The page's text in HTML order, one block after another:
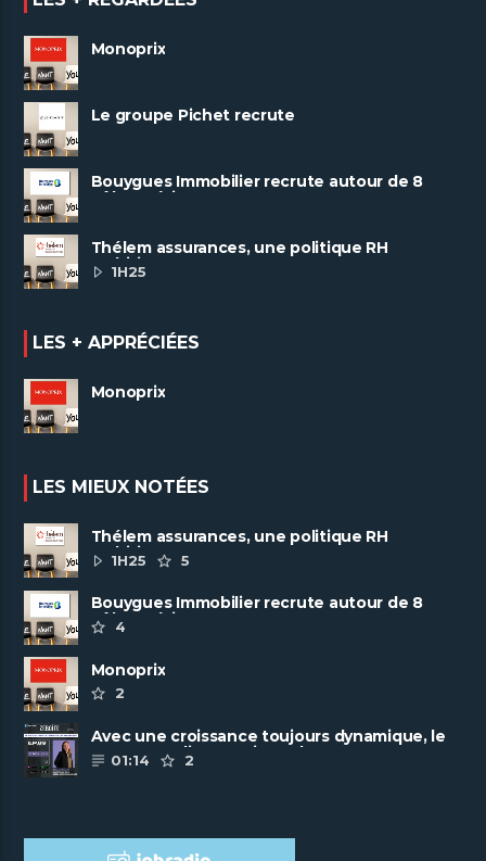
Monoprix
Le groupe Pichet recrute
Bouygues Immobilier recrute autour de 8
pôles métiers
Thélem assurances, une politique RH
ambitieuse
1H25
LES + APPRÉCIÉES
Monoprix
LES MIEUX NOTÉES
Thélem assurances, une politique RH
ambitieuse
1H25 5
Bouygues Immobilier recrute autour de 8
pôles métiers
4
Monoprix
2
Avec une croissance toujours dynamique, le
groupe Scalian continue de ......
01:14 2